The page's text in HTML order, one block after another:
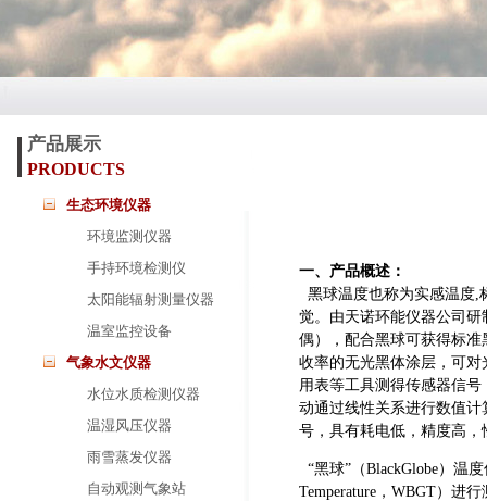
产品展示
PRODUCTS
生态环境仪器
环境监测仪器
手持环境检测仪
太阳能辐射测量仪器
温室监控设备
气象水文仪器
水位水质检测仪器
温湿风压仪器
雨雪蒸发仪器
自动观测气象站
一、产品概述：
黑球温度也称为实感温度,
觉。由天诺环能仪器公司研
偶），配合黑球可获得标
收率的无光黑体涂层，可
用表等工具测得传感器信
动通过线性关系进行数值计
号，具有耗电低，精度高
“黑球”（BlackGlobe）温
Temperature，WBGT）进